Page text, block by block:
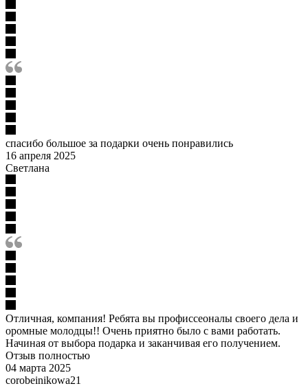
спасибо большое за подарки очень понравились
16 апреля 2025
Светлана
Отличная, компания! Ребята вы профиссеоналы своего дела и
оромные молодцы!! Очень приятно было с вами работать.
Начиная от выбора подарка и заканчивая его получением.
Отзыв полностью
04 марта 2025
corobeinikowa21